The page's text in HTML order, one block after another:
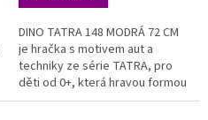
DINO TATRA 148 MODRÁ 72 CM
je hračka s motivem aut a
techniky ze série TATRA, pro
děti od 0+, která hravou formou
podporuje děti při objevování,